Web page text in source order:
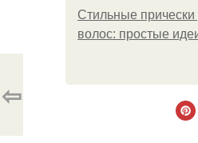
Стильные прически
волос: простые
⇦